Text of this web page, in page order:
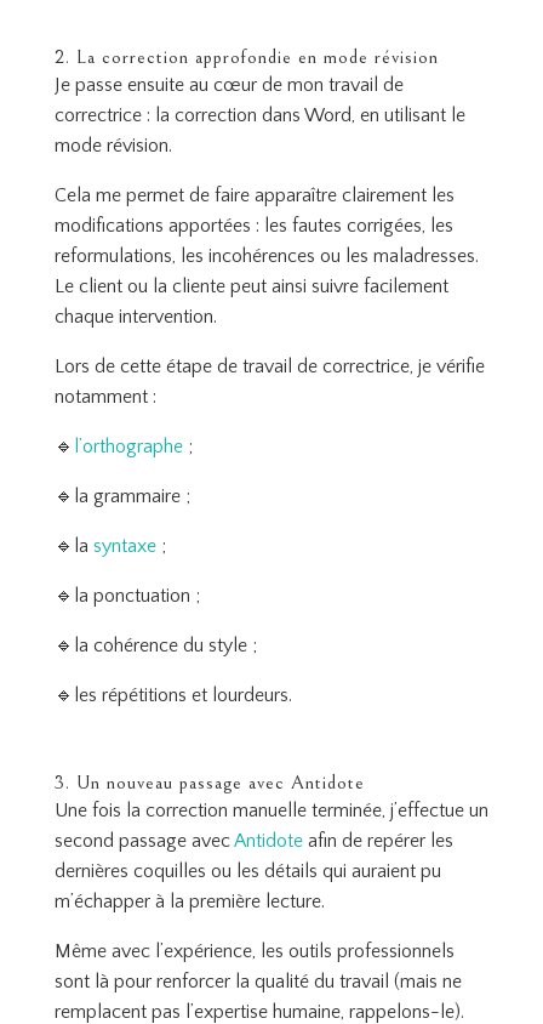
2. La correction approfondie en mode révision
Je passe ensuite au cœur de mon travail de
correctrice : la correction dans Word, en utilisant le
mode révision.
Cela me permet de faire apparaître clairement les
modifications apportées : les fautes corrigées, les
reformulations, les incohérences ou les maladresses.
Le client ou la cliente peut ainsi suivre facilement
chaque intervention.
Lors de cette étape de travail de correctrice, je vérifie
notamment :
🔹 l’orthographe;
🔹la grammaire ;
🔹la syntaxe ;
🔹la ponctuation ;
🔹la cohérence du style ;
🔹les répétitions et lourdeurs.
3. Un nouveau passage avec Antidote
Une fois la correction manuelle terminée, j’effectue un
second passage avecAntidote afin de repérer les
dernières coquilles ou les détails qui auraient pu
m’échapper à la première lecture.
Même avec l’expérience, les outils professionnels
sont là pour renforcer la qualité du travail (mais ne
remplacent pas l’expertise humaine, rappelons-le).